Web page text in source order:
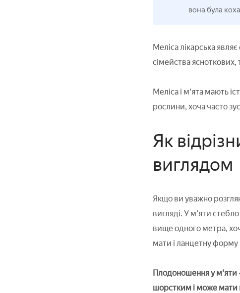
вона була
Меліса лікарська
сімейства ясноткових,
Меліса і м'ята мають
рослини, хоча часто
Як
виглядом
Якщо ви уважно
вигляді. У м'яти
вище одного метра,
мати і ланцетну форму
Плодоношення у м'яти –
шорстким і може мати